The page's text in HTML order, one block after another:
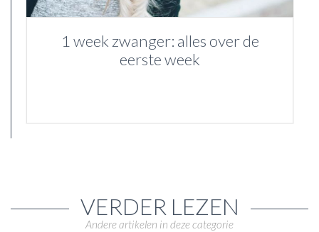
1 week zwanger: alles over de
eerste week
VERDER LEZEN
Andere artikelen in deze categorie